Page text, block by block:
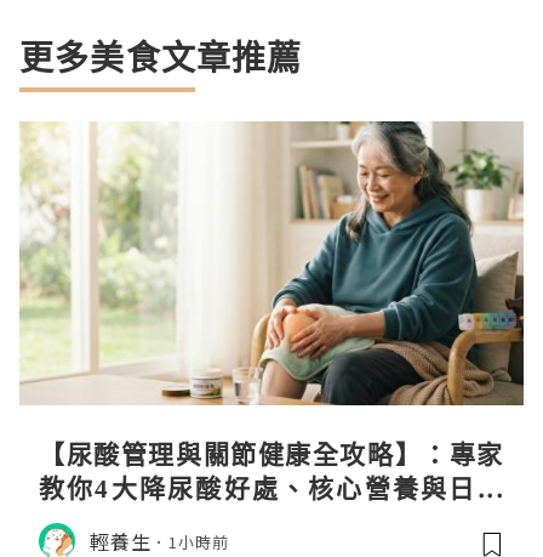
更多美食文章推薦
【尿酸管理與關節健康全攻略】：專家
教你4大降尿酸好處、核心營養與日常
飲食調理秘訣
輕養生 1小時前